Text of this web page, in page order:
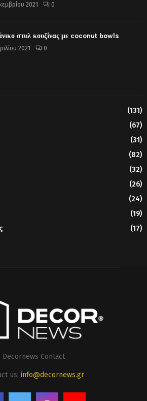
2021 0
στυλ κουζίνας με coconut bowls
2021 0
(131)
(67)
(31)
(82)
(32)
(26)
(24)
(19)
(17)
Decornews Contact
us: info@decornews.gr